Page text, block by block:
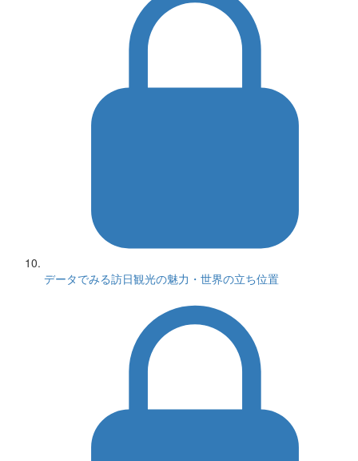
データでみる訪日観光の魅力・世界の立ち位置